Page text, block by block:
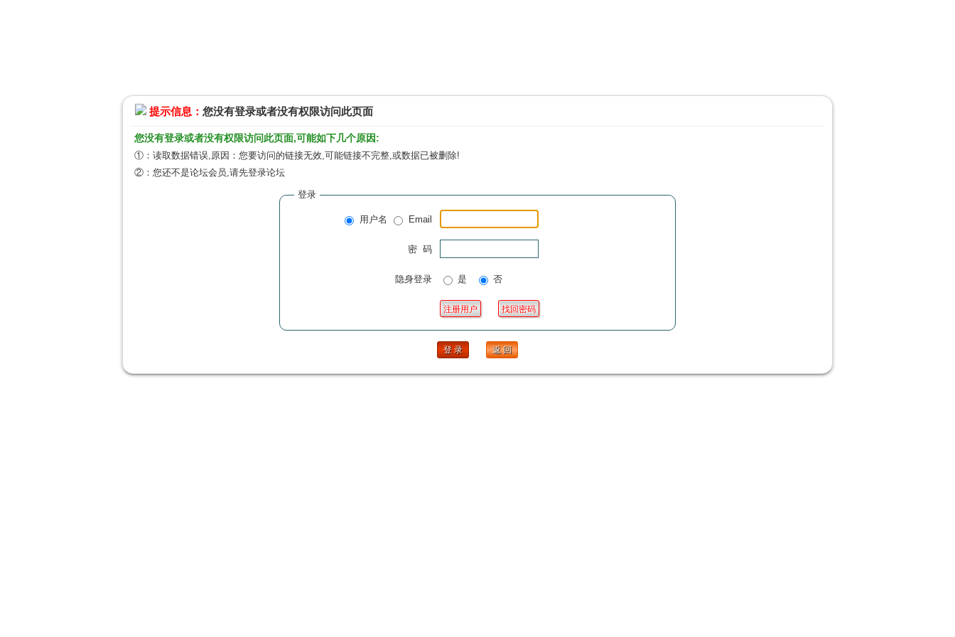
提示信息： 您没有登录或者没有权限访问此页面
您没有登录或者没有权限访问此页面,可能如下几个原因:
①：读取数据错误,原因：您要访问的链接无效,可能链接不完整,或数据已被删除!
②：您还不是论坛会员,请先登录论坛
登录
用户名 Email
密 码
隐身登录 是 否